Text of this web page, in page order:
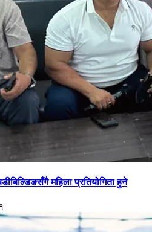
महिला प्रतियोगिता हुने